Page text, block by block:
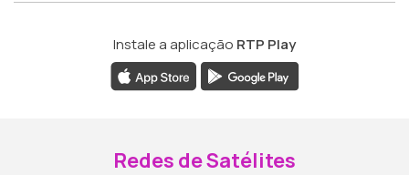
Instale a aplicação RTP Play
Redes de Satélites